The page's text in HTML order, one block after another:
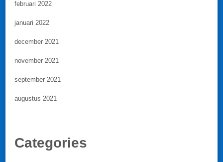
februari 2022
januari 2022
december 2021
november 2021
september 2021
augustus 2021
Categories